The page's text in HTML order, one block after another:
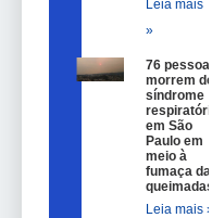
Leia mais
»
76 pessoas
morrem de
síndrome
respiratória
em São
Paulo em
meio à
fumaça das
queimadas
Leia mais »